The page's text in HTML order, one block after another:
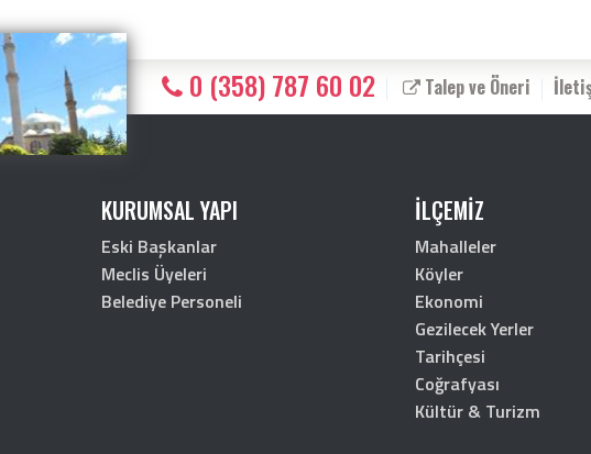
0 (358) 787 60 02 Talep ve Öneri
KURUMSAL YAPI
Eski Başkanlar
Meclis Üyeleri
Belediye Personeli
İLÇEMİZ
Mahalleler
Köyler
Ekonomi
Gezilecek Yerler
Tarihçesi
Coğrafyası
Kültür & Turizm